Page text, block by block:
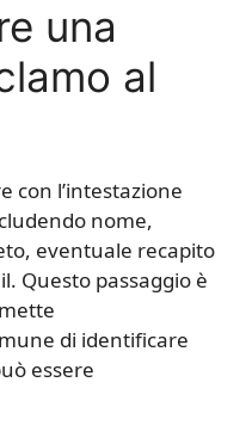
una
al
con l’intestazione
nome,
eventuale recapito
Questo passaggio è
di identificare
essere